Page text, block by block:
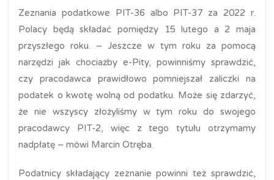
Zeznania podatkowe PIT-36 albo PIT-37 za 2022 r.
Polacy będą składać pomiędzy 15 lutego a 2 maja
przyszłego roku. – Jeszcze w tym roku za pomocą
narzędzi jak chociażby e-Pity, powinniśmy sprawdzić,
czy pracodawca prawidłowo pomniejszał zaliczki na
podatek o kwotę wolną od podatku. Może się zdarzyć,
że nie wszyscy złożyliśmy w tym roku do swojego
pracodawcy PIT-2, więc z tego tytułu otrzymamy
nadpłatę – mówi Marcin Otręba.
Podatnicy składający zeznanie powinni też sprawdzić,